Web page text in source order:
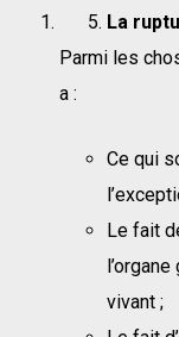
La
Parmi les
a :
Ce qui
Le fait
vivant ;